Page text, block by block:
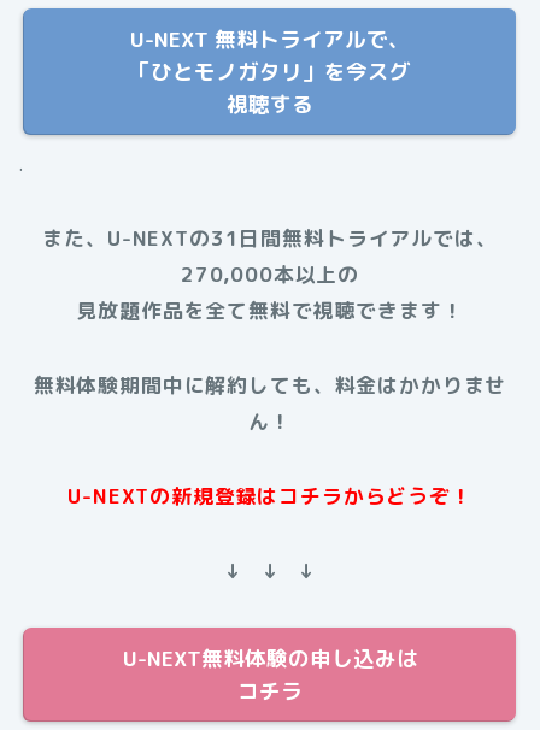
U-NEXT 無料トライアルで、
「ひとモノガタリ」を今スグ
視聴する
.
また、U-NEXTの31日間無料トライアルでは、
270,000本以上の
見放題作品を全て無料で視聴できます！
無料体験期間中に解約しても、料金はかかりませ
ん！
U-NEXTの新規登録はコチラからどうぞ！
↓ ↓ ↓
U-NEXT無料体験の申し込みは
コチラ